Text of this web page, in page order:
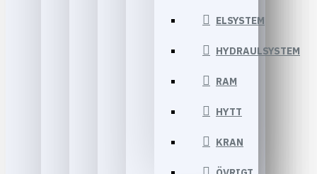
ELSYSTEM
HYDRAULSYSTEM
RAM
HYTT
KRAN